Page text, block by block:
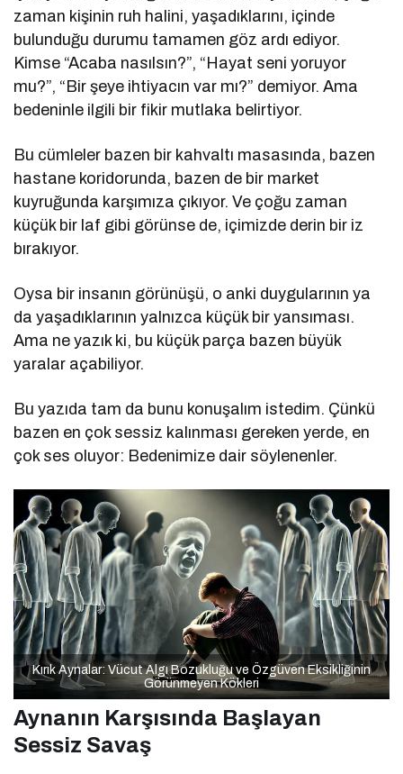
zaman kişinin ruh halini, yaşadıklarını, içinde
bulunduğu durumu tamamen göz ardı ediyor.
Kimse “Acaba nasılsın?”, “Hayat seni yoruyor
mu?”, “Bir şeye ihtiyacın var mı?” demiyor. Ama
bedeninle ilgili bir fikir mutlaka belirtiyor.
Bu cümleler bazen bir kahvaltı masasında, bazen
hastane koridorunda, bazen de bir market
kuyruğunda karşımıza çıkıyor. Ve çoğu zaman
küçük bir laf gibi görünse de, içimizde derin bir iz
bırakıyor.
Oysa bir insanın görünüşü, o anki duygularının ya
da yaşadıklarının yalnızca küçük bir yansıması.
Ama ne yazık ki, bu küçük parça bazen büyük
yaralar açabiliyor.
Bu yazıda tam da bunu konuşalım istedim. Çünkü
bazen en çok sessiz kalınması gereken yerde, en
çok ses oluyor: Bedenimize dair söylenenler.
Kırık Aynalar: Vücut Algı Bozukluğu ve Özgüven Eksikliğinin
Görünmeyen Kökleri
Aynanın Karşısında Başlayan
Sessiz Savaş